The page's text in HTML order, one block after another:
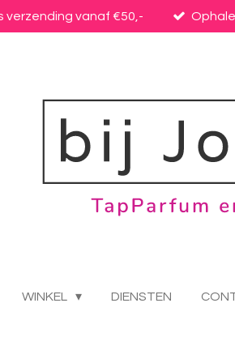
verzending vanaf €50,-
WINKEL DIENSTEN